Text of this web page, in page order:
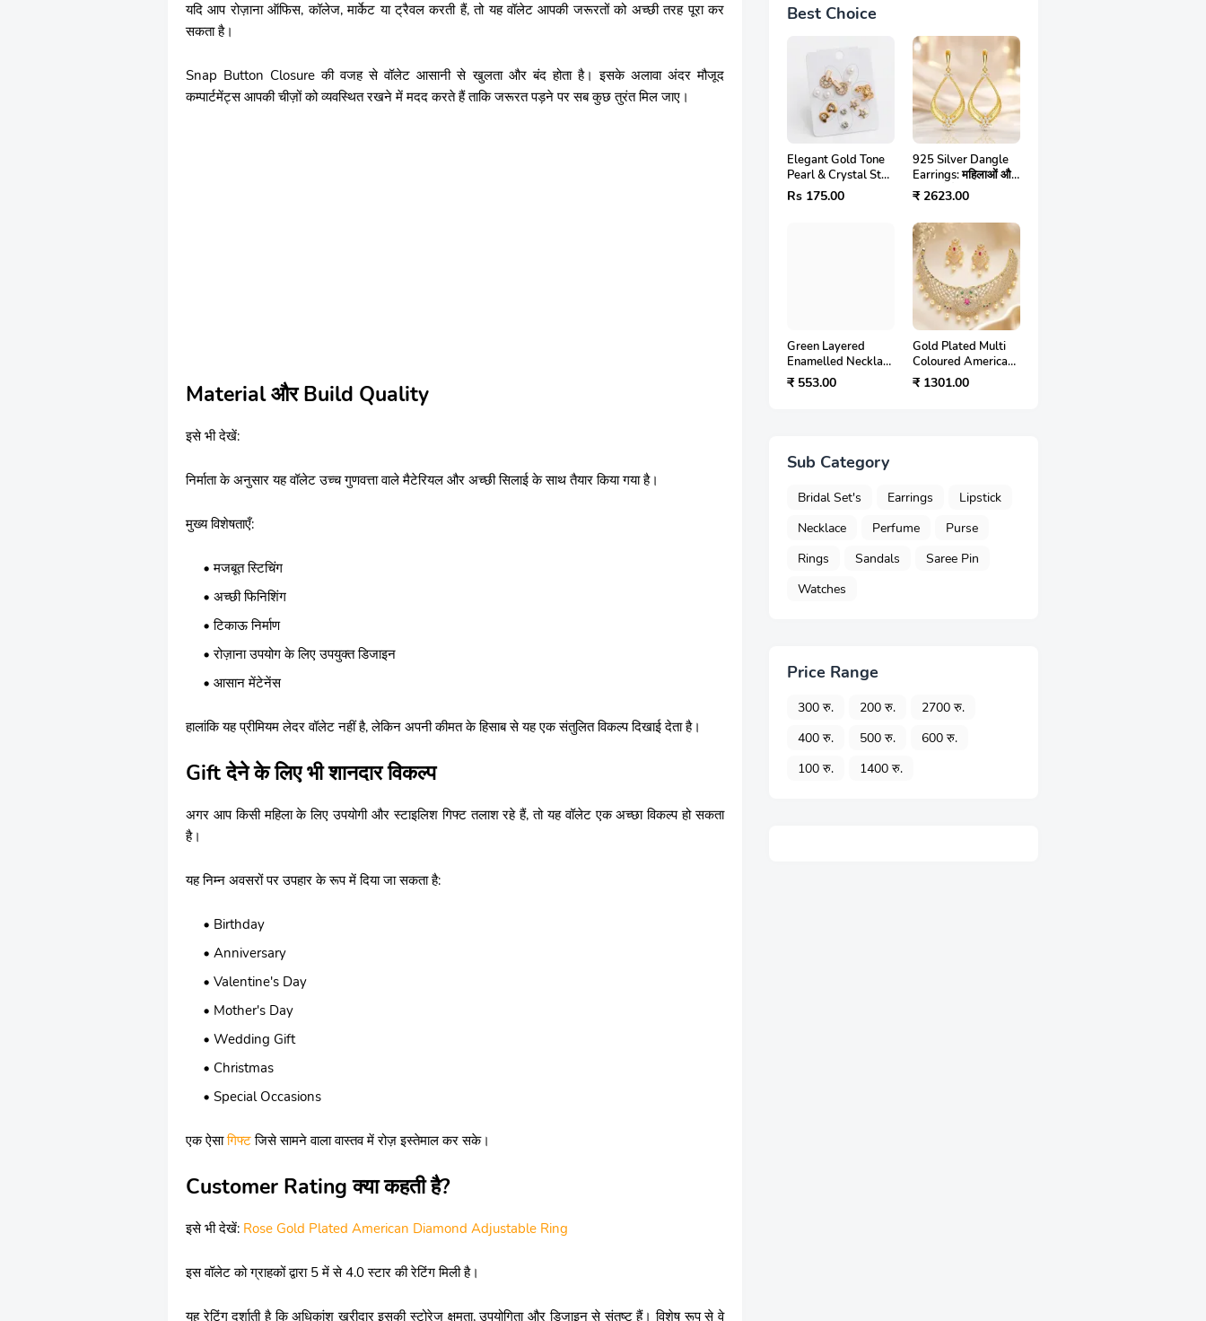
यदि आप रोज़ाना ऑफिस, कॉलेज, मार्केट या ट्रैवल करती हैं, तो यह वॉलेट आपकी जरूरतों को अच्छी तरह पूरा कर
सकता है।
Snap Button Closure की वजह से वॉलेट आसानी से खुलता और बंद होता है। इसके अलावा अंदर मौजूद
कम्पार्टमेंट्स आपकी चीज़ों को व्यवस्थित रखने में मदद करते हैं ताकि जरूरत पड़ने पर सब कुछ तुरंत मिल जाए।
Material और Build Quality
इसे भी देखें:
निर्माता के अनुसार यह वॉलेट उच्च गुणवत्ता वाले मैटेरियल और अच्छी सिलाई के साथ तैयार किया गया है।
मुख्य विशेषताएँ:
मजबूत स्टिचिंग
अच्छी फिनिशिंग
टिकाऊ निर्माण
रोज़ाना उपयोग के लिए उपयुक्त डिजाइन
आसान मेंटेनेंस
हालांकि यह प्रीमियम लेदर वॉलेट नहीं है, लेकिन अपनी कीमत के हिसाब से यह एक संतुलित विकल्प दिखाई देता है।
Gift देने के लिए भी शानदार विकल्प
अगर आप किसी महिला के लिए उपयोगी और स्टाइलिश गिफ्ट तलाश रहे हैं, तो यह वॉलेट एक अच्छा विकल्प हो सकता
है।
यह निम्न अवसरों पर उपहार के रूप में दिया जा सकता है:
Birthday
Anniversary
Valentine's Day
Mother's Day
Wedding Gift
Christmas
Special Occasions
एक ऐसागिफ्टजिसे सामने वाला वास्तव में रोज़ इस्तेमाल कर सके।
Customer Rating क्या कहती है?
इसे भी देखें: Rose Gold Plated American Diamond Adjustable Ring
इस वॉलेट को ग्राहकों द्वारा 5 में से 4.0 स्टार की रेटिंग मिली है।
यह रेटिंग दर्शाती है कि अधिकांश खरीदार इसकी स्टोरेज क्षमता, उपयोगिता और डिजाइन से संतुष्ट हैं। विशेष रूप से वे
Best Choice
Elegant Gold Tone
Pearl & Crystal Stud
Earrings Set for
Women और Girls |
Rs 175.00
925 Silver Dangle
Earrings: महिलाओं और
लड़कियों के लिए स्टाइलिश
Jwelery | 6 महीने वारंटी
₹ 2623.00
Green Layered
Enamelled Necklace
Set Review in Hindi
– पारंपरिक एथनिक
₹ 553.00
Gold Plated Multi
Coloured American
Diamond Choker
Necklace Set for
₹ 1301.00
Sub Category
Bridal Set's Earrings
Lipstick
Necklace
Perfume
Purse
Rings
Sandals
Saree Pin
Watches
Price Range
300 रु. 200 रु.
2700 रु.
400 रु.
500 रु.
600 रु.
100 रु.
1400 रु.